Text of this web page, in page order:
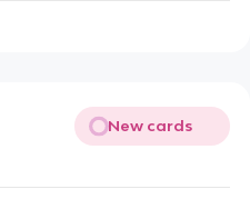
New cards